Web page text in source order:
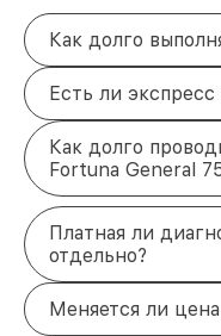
Как долго
Есть ли
Как долго
Fortuna General
Платная ли
отдельно?
Меняется ли